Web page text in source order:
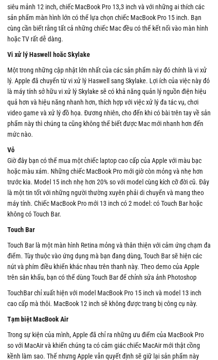
siêu mảnh 12 inch, chiếc MacBook Pro 13,3 inch và với những ai thích các
sản phẩm màn hình lớn có thể lựa chọn chiếc MacBook Pro 15 inch. Bạn
cùng cần biết rằng tất cả những chiếc Mac đều có thể kết nối vào màn hình
hoặc TV rất dễ dàng.
Vi xử lý Haswell hoăc Skylake
Một trong những cập nhật lớn nhất của các sản phẩm này đó chính là vi xử
lý. Apple đã chuyển từ vi xử lý Haswell sang Skylake. Lợi ích của việc này đó
là máy tính sở hữu vi xử lý Skylake sẽ có khả năng quản lý nguồn điện hiệu
quả hơn và hiệu năng nhanh hơn, thích hợp với việc xử lý đa tác vụ, chơi
video game và xử lý đồ họa. Đương nhiên, cho đến khi có bài trên tay về sản
phẩm này thì chúng ta cũng không thể biết được Mac mới nhanh hơn đến
mức nào.
Vỏ
Giờ đây bạn có thể mua một chiếc laptop cao cấp của Apple với màu bạc
hoặc màu xám. Những chiếc MacBook Pro mới giờ còn mỏng và nhẹ hơn
trước kia. Model 15 inch nhẹ hơn 20% so với model cùng kích cỡ đời cũ. Đây
là một tin tốt với những người thường xuyên phải di chuyển và mang theo
máy tính. Chiếc MacBook Pro mới 13 inch có 2 model: có Touch Bar hoặc
không có Touch Bar.
Touch Bar
Touch Bar là một màn hình Retina mỏng và thân thiện với cảm ứng chạm đa
điểm. Tùy thuộc vào ứng dụng mà bạn đang dùng, Touch Bar sẽ hiện các
nút và phím điều khiển khác nhau trên thanh này. Theo demo của Apple
trên sân khấu, bạn có thể dùng Touch Bar để chỉnh sửa ảnh Photoshop
TouchBar chỉ xuất hiện với model MacBook Pro 15 inch và model 13 inch
cao cấp mà thôi. MacBook 12 inch sẽ không được trang bị công cụ này.
Tạm biệt MacBook Air
Trong sự kiện của mình, Apple đã chỉ ra những ưu điểm của MacBook Pro
so với MacAir và khiến chúng ta có cảm giác chiếc MacAir mới thật cồng
kềnh làm sao. Thế nhưng Apple vẫn quyết định sẽ giữ lại sản phẩm này